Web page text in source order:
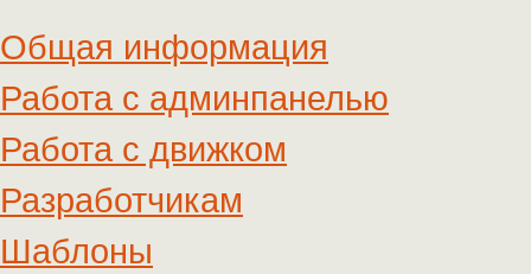
Общая информация
Работа с админпанелью
Работа с движком
Разработчикам
Шаблоны